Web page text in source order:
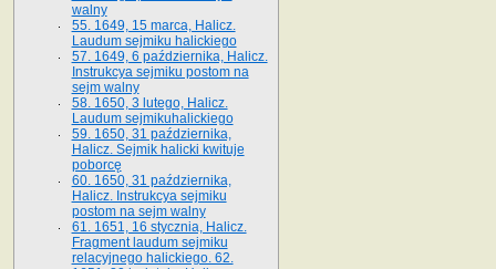
walny
55. 1649, 15 marca, Halicz.
Laudum sejmiku halickiego
57. 1649, 6 października, Halicz.
Instrukcya sejmiku postom na
sejm walny
58. 1650, 3 lutego, Halicz.
Laudum sejmikuhalickiego
59. 1650, 31 października,
Halicz. Sejmik halicki kwituje
poborcę
60. 1650, 31 października,
Halicz. Instrukcya sejmiku
postom na sejm walny
61. 1651, 16 stycznia, Halicz.
Fragment laudum sejmiku
relacyjnego halickiego. 62.